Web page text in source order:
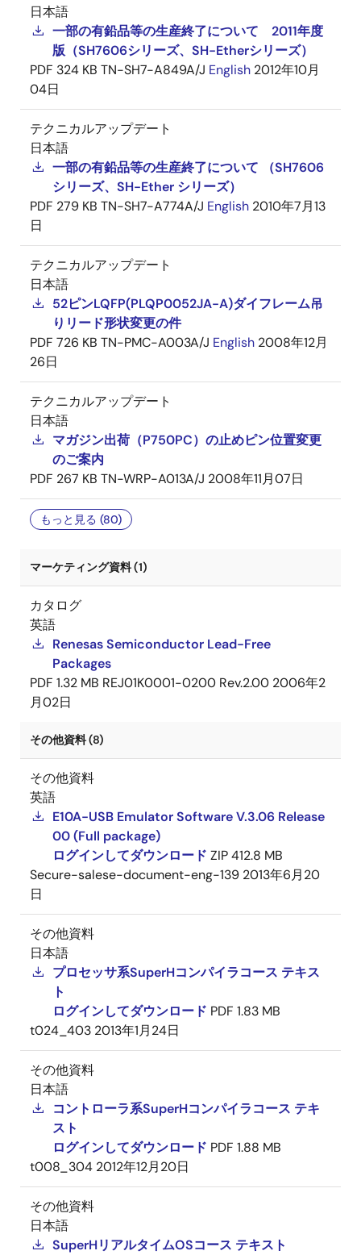
日本語
一部の有鉛品等の生産終了について 2011年度
版（SH7606シリーズ、SH-Etherシリーズ）
PDF 324 KB TN-SH7-A849A/J English 2012年10月
04日
テクニカルアップデート
日本語
一部の有鉛品等の生産終了について （SH7606
シリーズ、SH-Ether シリーズ）
PDF 279 KB TN-SH7-A774A/J English 2010年7月13
日
テクニカルアップデート
日本語
52ピンLQFP(PLQP0052JA-A)ダイフレーム吊
りリード形状変更の件
PDF 726 KB TN-PMC-A003A/J English 2008年12月
26日
テクニカルアップデート
日本語
マガジン出荷（P750PC）の止めピン位置変更
のご案内
PDF 267 KB TN-WRP-A013A/J 2008年11月07日
もっと見る (80)
マーケティング資料 (1)
カタログ
英語
Renesas Semiconductor Lead-Free
Packages
PDF 1.32 MB REJ01K0001-0200 Rev.2.00 2006年2
月02日
その他資料 (8)
その他資料
英語
E10A-USB Emulator Software V.3.06 Release
00 (Full package)
ログインしてダウンロード ZIP412.8 MB
Secure-salese-document-eng-139 2013年6月20
日
その他資料
日本語
プロセッサ系SuperHコンパイラコース テキス
ト
ログインしてダウンロード PDF 1.83 MB
t024_403 2013年1月24日
その他資料
日本語
コントローラ系SuperHコンパイラコース テキ
スト
ログインしてダウンロード PDF 1.88 MB
t008_304 2012年12月20日
その他資料
日本語
SuperHリアルタイムOSコース テキスト